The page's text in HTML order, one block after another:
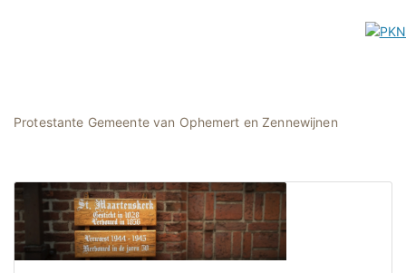
Protestante Gemeente van Ophemert en Zennewijnen